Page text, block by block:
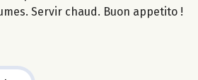
Servir chaud. Buon appetito !